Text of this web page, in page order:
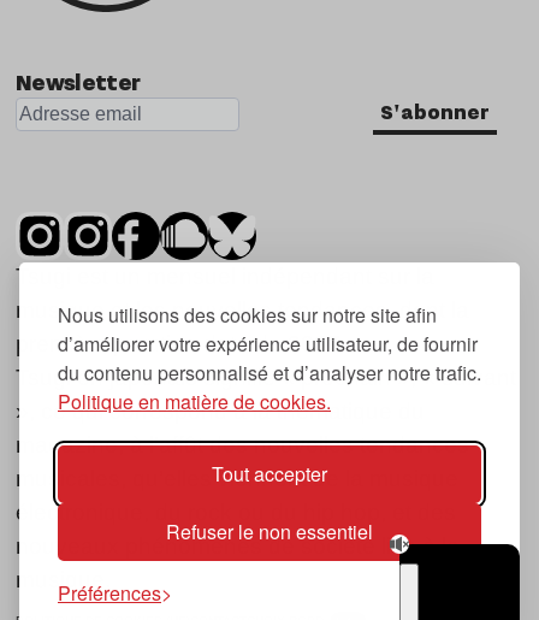
Nous utilisons des cookies sur notre site afin
d’améliorer votre expérience utilisateur, de fournir
du contenu personnalisé et d’analyser notre trafic.
Politique en matière de cookies.
Tout accepter
Refuser le non essentiel
Préférences
Newsletter
S'abonner
Tsugi est un mensuel indépendant sur la
musique et les nouvelles tendances, dont la
première parution date de 2007.
Tsugi en japonais signifie « prochain », « suivant
», ce qui correspond à la thématique du
magazine, à l’affût des nouvelles tendances
musicales, qu’elles viennent de la musique
électronique, du rock ou du hip hop, et des
nouveaux phénomènes de société liés à la
musique.